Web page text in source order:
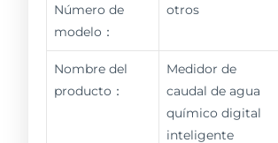
Número de
modelo：
otros
Nombre del
producto：
Medidor de
caudal de agua
químico digital
inteligente